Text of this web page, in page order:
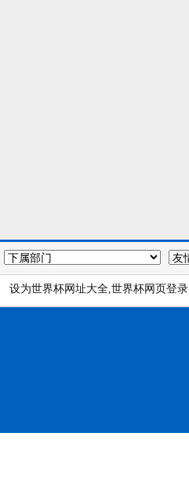
设为世界杯网址大全,世界杯网页登录